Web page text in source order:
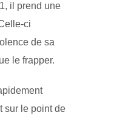
il prend une
ci
de sa
le frapper.
sur le point de